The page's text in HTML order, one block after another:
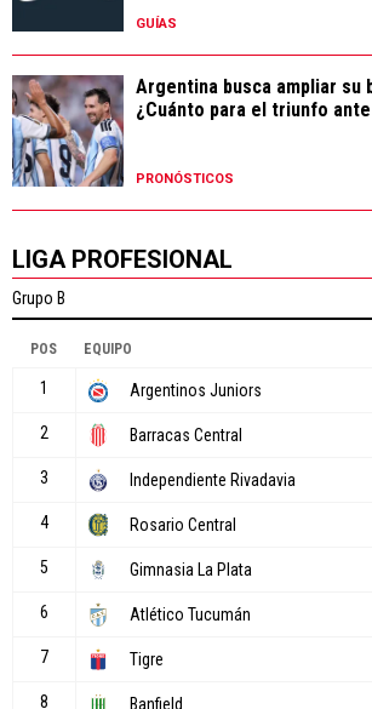
GUÍAS
Argentina busca ampliar su
¿Cuánto para el triunfo
PRONÓSTICOS
LIGA PROFESIONAL